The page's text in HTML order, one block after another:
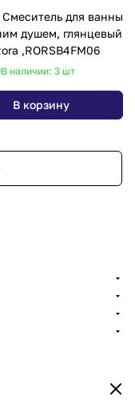
для ванны
душем, глянцевый
,RORSB4FM06
В наличии: 3 шт
В корзину